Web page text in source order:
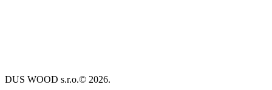
DUS WOOD s.r.o.© 2026.